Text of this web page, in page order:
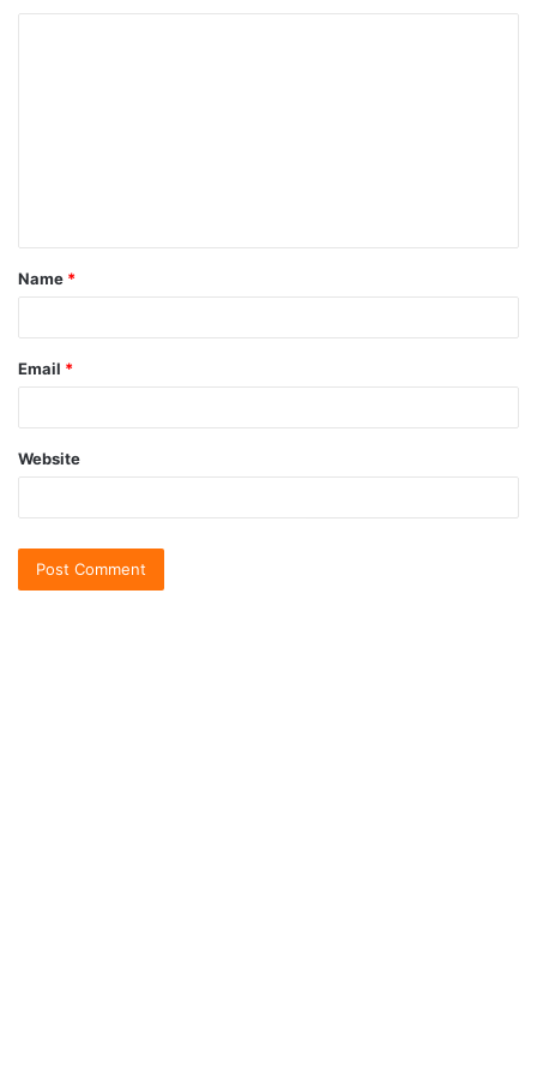
Name *
Email *
Website